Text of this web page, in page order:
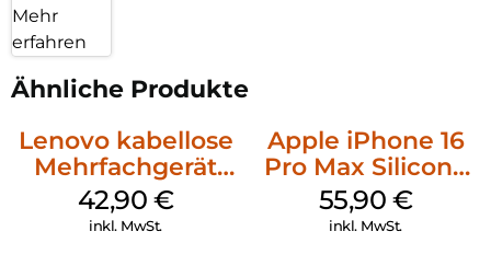
Mehr
erfahren
Ähnliche Produkte
Lenovo kabellose
Mehrfachgerät
Luna Grey
42,90 €
inkl. MwSt.
Apple iPhone 16
Pro Max Silicone
Case MagSafe
Stone Gray
55,90 €
inkl. MwSt.